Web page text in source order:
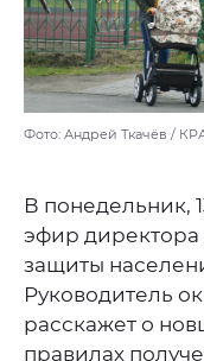
Фото: Андрей Ткачёв /
В понедельник,
эфир директора
защиты
Руководитель
расскажет о
правилах